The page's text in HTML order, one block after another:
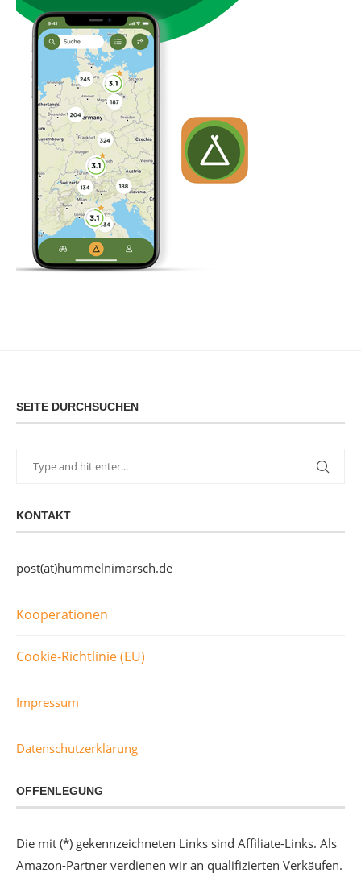
SEITE DURCHSUCHEN
KONTAKT
post(at)hummelnimarsch.de
Kooperationen
Cookie-Richtlinie (EU)
Impressum
Datenschutzerklärung
OFFENLEGUNG
Die mit (*) gekennzeichneten Links sind Affiliate-Links. Als
Amazon-Partner verdienen wir an qualifizierten Verkäufen.